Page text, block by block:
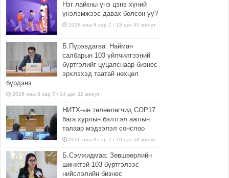
Нэг лайкны үнэ цэнэ хүний
үнэлэмжээс давах болсон уу?
2026 оны 8 сар 7 / 15 цаг 45 минут
Б.Пүрэвдагва: Найман
салбарын 103 үйлчилгээний
бүртгэлийг цуцалснаар бизнес
эрхлэхэд таатай нөхцөл
бүрдэнэ
2026 оны 8 сар 7 / 14 цаг 32 минут
НИТХ-ын төлөөлөгчид COP17
бага хурлын бэлтгэл ажлын
талаар мэдээлэл сонслоо
2026 оны 8 сар 7 / 10 цаг 58 минут
Б.Сэмжидмаа: Зөвшөөрлийн
шинжтэй 103 бүртгэлээс
нийслэлийн бизнес